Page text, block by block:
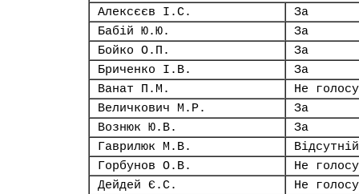
Алексєєв І.С.
За
Бабій Ю.Ю.
За
Бойко О.П.
За
Бриченко І.В.
За
Ванат П.М.
Не
Величкович М.Р.
За
Вознюк Ю.В.
За
Гаврилюк М.В.
Відсутній
Горбунов О.В.
Не
Дейдей Є.С.
Не